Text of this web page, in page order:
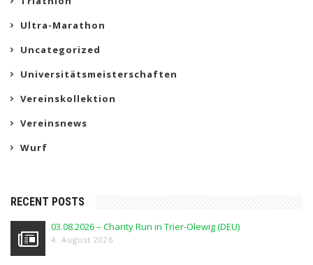
Ultra-Marathon
Uncategorized
Universitätsmeisterschaften
Vereinskollektion
Vereinsnews
Wurf
RECENT POSTS
03.08.2026 – Charity Run in Trier-Olewig (DEU)
4. August 2026